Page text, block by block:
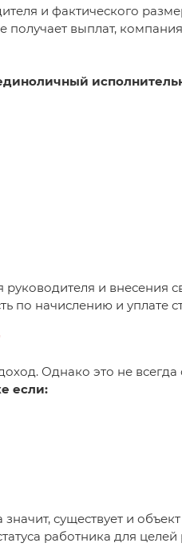
и фактического
выплат,
руководителя и
по начислению и уплате
Однако это не
если:
существует и
работника для целей